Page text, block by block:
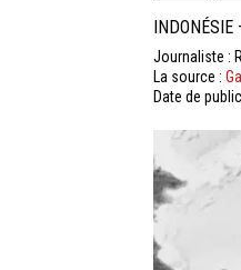
Journaliste :
La source :
Date de